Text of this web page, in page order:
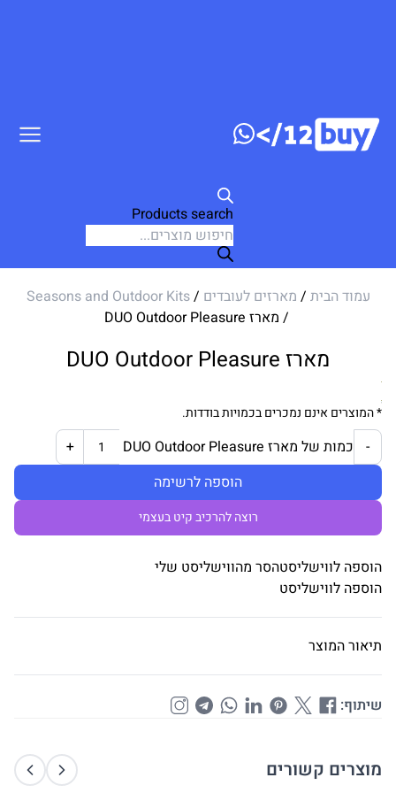
Products search
עמוד הבית / מארזים לעובדים /
Seasons and Outdoor Kits
/ מארז DUO Outdoor Pleasure
מארז DUO Outdoor Pleasure
* המוצרים אינם נמכרים בכמויות בודדות.
- כמות של מארז DUO Outdoor Pleasure
+
הוספה לרשימה
רוצה להרכיב קיט בעצמי
הוספה לווישליסטהסר מהווישליסט שלי
הוספה לווישליסט
תיאור המוצר
שיתוף:
מוצרים קשורים